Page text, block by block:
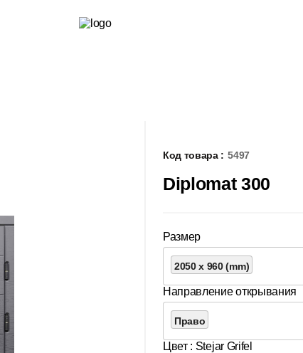
Код товара : 5497
Diplomat 300
Размер
2050 x 960 (mm)
Направление открывания
Право
Цвет : Stejar Grifel